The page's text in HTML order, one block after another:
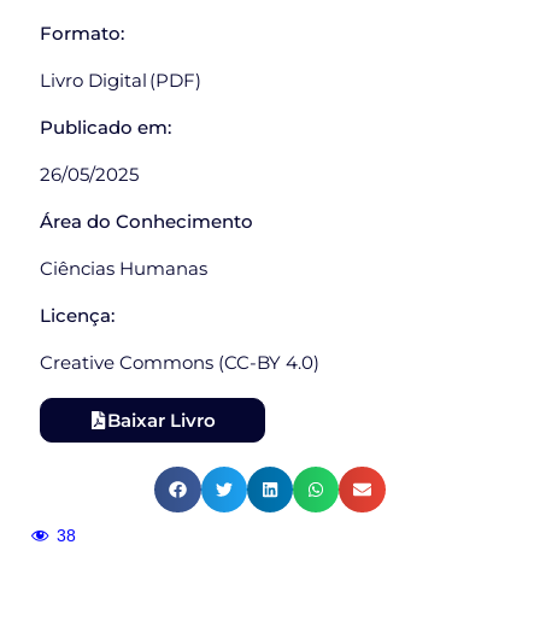
Formato:
Livro Digital (PDF)
Publicado em:
26/05/2025
Área do Conhecimento
Ciências Humanas
Licença:
Creative Commons (CC-BY 4.0)
Baixar Livro
38